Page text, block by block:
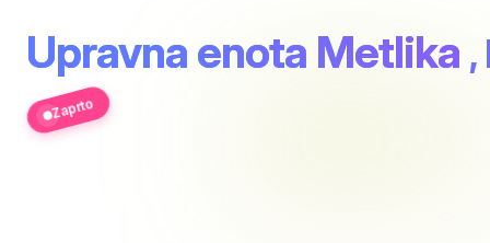
Upravna enota Metlika ,
Zaprto